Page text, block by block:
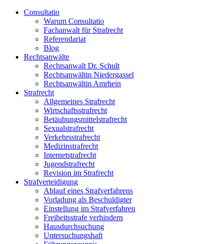
Consultatio
Warum Consultatio
Fachanwalt für Strafrecht
Referendariat
Blog
Rechtsanwälte
Rechtsanwalt Dr. Schult
Rechtsanwältin Niedergassel
Rechtsanwältin Amrhein
Strafrecht
Allgemeines Strafrecht
Wirtschaftsstrafrecht
Betäubungsmittelstrafrecht
Sexualstrafrecht
Verkehrsstrafrecht
Medizinstrafrecht
Internetstrafrecht
Jugendstrafrecht
Revision im Strafrecht
Strafverteidigung
Ablauf eines Strafverfahrens
Vorladung als Beschuldigter
Einstellung im Strafverfahren
Freiheitsstrafe verhindern
Hausdurchsuchung
Untersuchungshaft